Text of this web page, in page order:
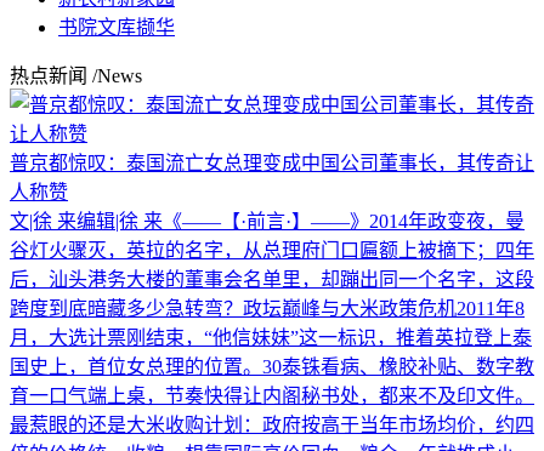
书院文库撷华
热点新闻 /News
普京都惊叹：泰国流亡女总理变成中国公司董事长，其传奇让
人称赞
文|徐 来编辑|徐 来《——【·前言·】——》2014年政变夜，曼
谷灯火骤灭，英拉的名字，从总理府门口匾额上被摘下；四年
后，汕头港务大楼的董事会名单里，却蹦出同一个名字，这段
跨度到底暗藏多少急转弯？政坛巅峰与大米政策危机2011年8
月，大选计票刚结束，“他信妹妹”这一标识，推着英拉登上泰
国史上，首位女总理的位置。30泰铢看病、橡胶补贴、数字教
育一口气端上桌，节奏快得让内阁秘书处，都来不及印文件。
最惹眼的还是大米收购计划：政府按高于当年市场均价，约四